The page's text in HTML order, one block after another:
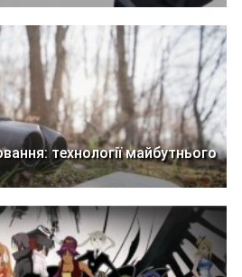
технології майбутнього